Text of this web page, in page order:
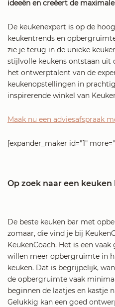
ideeën en creëert de
De keukenexpert is op de
keukentrends en
zie je terug in de unieke
stijlvolle keukens ontstaan uit
het ontwerptalent van de
keukenopstellingen in
inspirerende winkel van
Maak nu een adviesafspraak
[expander_maker id="1"
Op zoek naar een
De beste keuken bar met
zomaar, die vind je bij
KeukenCoach. Het is een
willen meer opbergruimte in
keuken. Dat is begrijpelijk,
de opbergruimte vaak
beginnen de laatjes en kastje
Gelukkig kan een goed